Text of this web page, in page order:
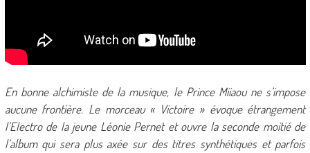
En bonne alchimiste de la musique, le Prince Miiaou ne s’impose
aucune frontière. Le morceau « Victoire » évoque étrangement
l’Electro de la jeune Léonie Pernet et ouvre la seconde moitié de
l’album qui sera plus axée sur des titres synthétiques et parfois